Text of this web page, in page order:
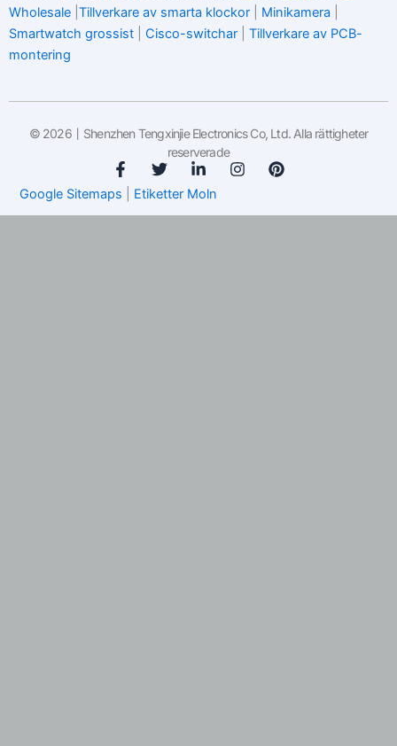
Wholesale Tillverkare av smarta klockor Minikamera
Smartwatch grossist
Cisco-switchar
Tillverkare av PCB-
montering
© 2026丨Shenzhen Tengxinjie Electronics Co, Ltd. Alla rättigheter
reserverade
F
a
c
e
T
i
t
L
i
n
k
I
t
P
t
Google Sitemaps Etiketter Moln